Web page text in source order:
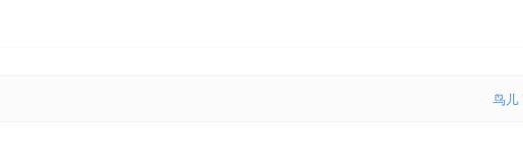
鸟儿